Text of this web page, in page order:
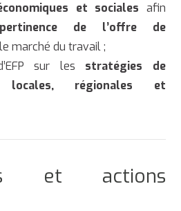
et sociales afin
pertinence de l’offre de
marché du travail ;
sur les stratégies de
locales, régionales et
et actions